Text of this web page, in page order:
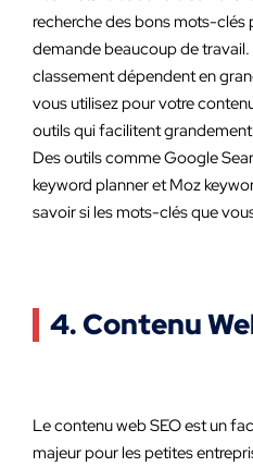
recherche des bons mots-clés
demande beaucoup de
classement dépendent en
vous utilisez pour votre
outils qui facilitent
Des outils comme Google
keyword planner et Moz
savoir si les mots-clés que
4. Contenu
Le contenu web SEO est un
majeur pour les petites